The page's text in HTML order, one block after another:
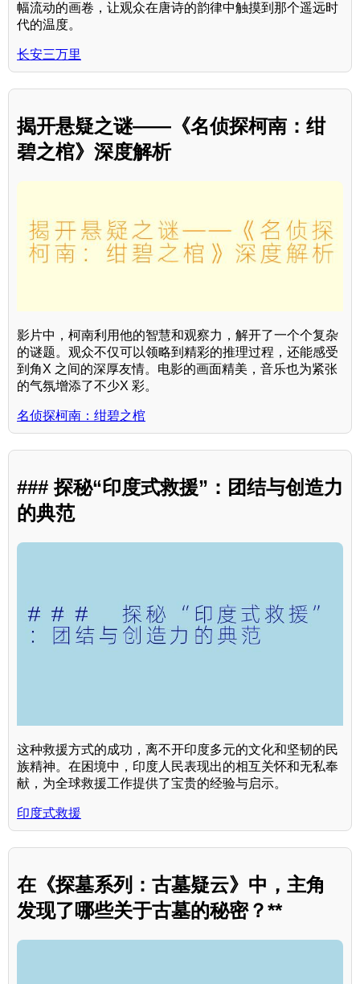
幅流动的画卷，让观众在唐诗的韵律中触摸到那个遥远时
代的温度。
长安三万里
揭开悬疑之谜——《名侦探柯南：绀
碧之棺》深度解析
影片中，柯南利用他的智慧和观察力，解开了一个个复杂
的谜题。观众不仅可以领略到精彩的推理过程，还能感受
到角X 之间的深厚友情。电影的画面精美，音乐也为紧张
的气氛增添了不少X 彩。
名侦探柯南：绀碧之棺
### 探秘“印度式救援”：团结与创造力
的典范
这种救援方式的成功，离不开印度多元的文化和坚韧的民
族精神。在困境中，印度人民表现出的相互关怀和无私奉
献，为全球救援工作提供了宝贵的经验与启示。
印度式救援
在《探墓系列：古墓疑云》中，主角
发现了哪些关于古墓的秘密？**